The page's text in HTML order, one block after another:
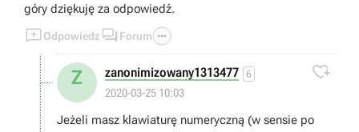
góry dziękuję za odpowiedź.
Odpowiedz  Forum 
Z zanonimizowany1313477 6
2020-03-25 10:03

Jeżeli masz klawiaturę numeryczną (w sensie po